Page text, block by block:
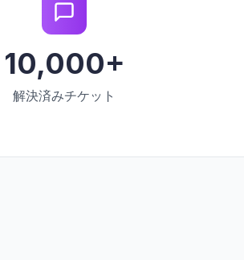
10,000+
解決済みチケット